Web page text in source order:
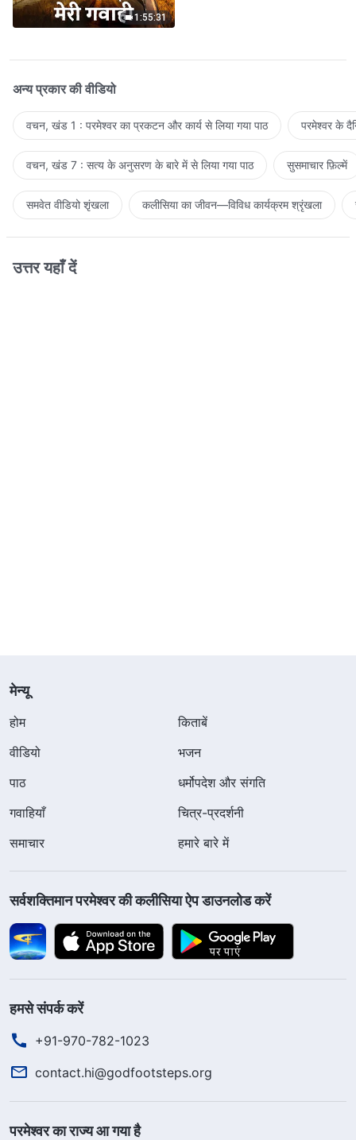
1:55:31
अन्य प्रकार की वीडियो
वचन, खंड 1 : परमेश्वर का प्रकटन और कार्य से लिया गया पाठ परमेश्वर के
वचन, खंड 7 : सत्य के अनुसरण के बारे में से लिया गया पाठ सुसमाचार फ़िल्में
समवेत वीडियो शृंखला कलीसिया का जीवन—विविध कार्यक्रम श्रृंखला
उत्तर यहाँ दें
मेन्यू
होम
किताबें
वीडियो
भजन
पाठ
धर्मोपदेश और संगति
गवाहियाँ
चित्र-प्रदर्शनी
समाचार
हमारे बारे में
सर्वशक्तिमान परमेश्वर की कलीसिया ऐप डाउनलोड करें
हमसे संपर्क करें
+91-970-782-1023
contact.hi@godfootsteps.org
परमेश्वर का राज्य आ गया है